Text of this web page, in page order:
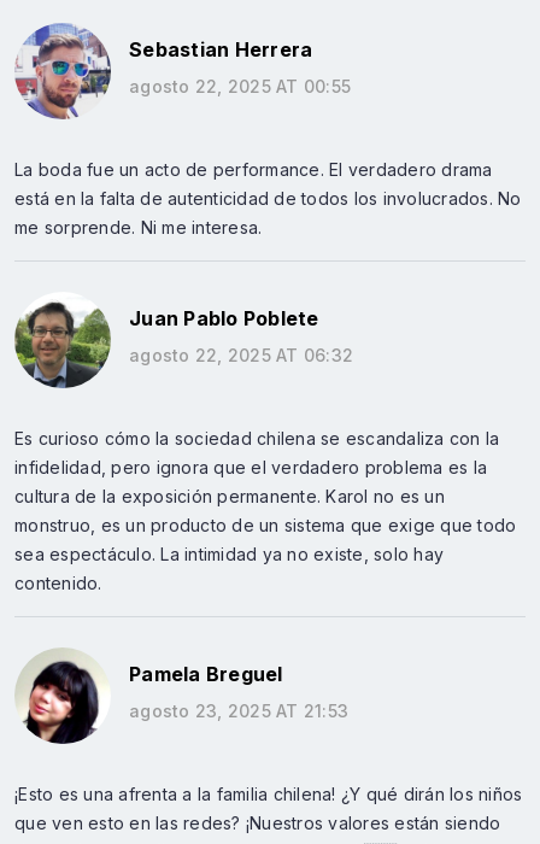
Sebastian Herrera
agosto 22, 2025 AT 00:55
La boda fue un acto de performance. El verdadero drama
está en la falta de autenticidad de todos los involucrados. No
me sorprende. Ni me interesa.
Juan Pablo Poblete
agosto 22, 2025 AT 06:32
Es curioso cómo la sociedad chilena se escandaliza con la
infidelidad, pero ignora que el verdadero problema es la
cultura de la exposición permanente. Karol no es un
monstruo, es un producto de un sistema que exige que todo
sea espectáculo. La intimidad ya no existe, solo hay
contenido.
Pamela Breguel
agosto 23, 2025 AT 21:53
¡Esto es una afrenta a la familia chilena! ¿Y qué dirán los niños
que ven esto en las redes? ¡Nuestros valores están siendo